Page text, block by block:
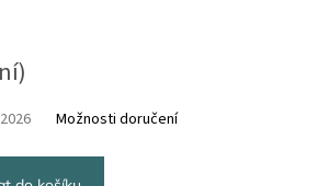
Možnosti doručení